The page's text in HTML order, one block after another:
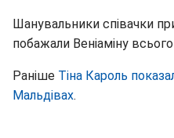
Шанувальники співачки
побажали Веніаміну
Раніше Тіна Кароль
Мальдівах.